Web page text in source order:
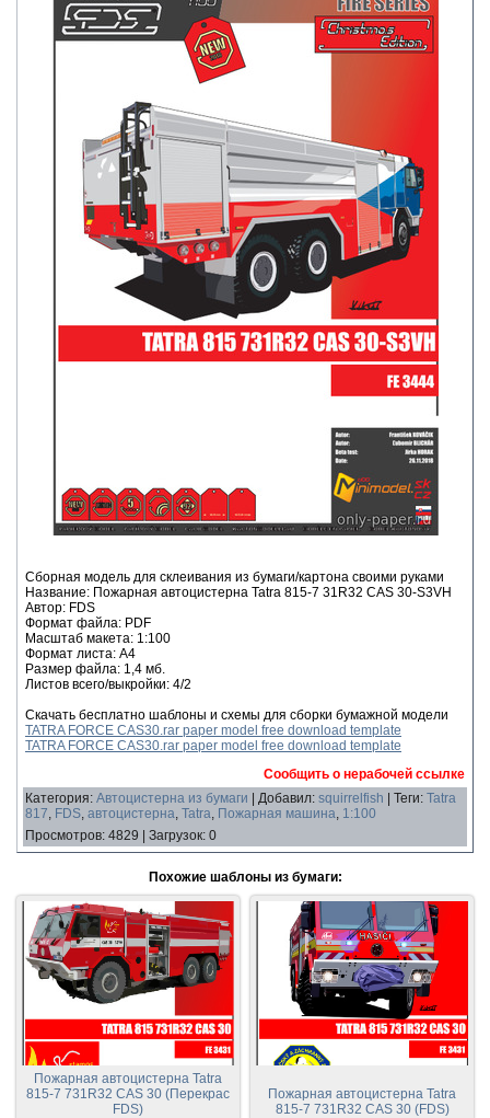
Сборная модель для склеивания из бумаги/картона своими руками
Название: Пожарная автоцистерна Tatra 815-7 31R32 CAS 30-S3VH
Автор: FDS
Формат файла: PDF
Масштаб макета: 1:100
Формат листа: А4
Размер файла: 1,4 мб.
Листов всего/выкройки: 4/2
Скачать бесплатно шаблоны и схемы для сборки бумажной модели
TATRA FORCE CAS30.rar paper model free download template
TATRA FORCE CAS30.rar paper model free download template
Сообщить о нерабочей ссылке
Категория: Автоцистерна из бумаги Добавил: squirrelfish Теги: Tatra
817, FDS, автоцистерна, Tatra, Пожарная машина, 1:100
Просмотров: 4829 Загрузок: 0
Похожие шаблоны из бумаги:
Пожарная автоцистерна Tatra
815-7 731R32 CAS 30 (Перекрас
FDS)
Пожарная автоцистерна Tatra
815-7 731R32 CAS 30 (FDS)